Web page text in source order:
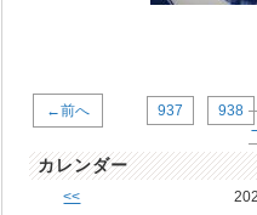
←前へ 937 938
カレンダー
<<